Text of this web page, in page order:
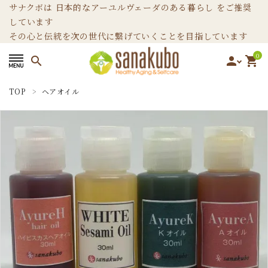
サナクボは 日本的なアーユルヴェーダのある暮らし をご推奨
しています
その心と伝統を次の世代に繋げていくことを目指しています
search person 0
shopping_cart
カテゴリーから選ぶ
ホームページ
ブログ
お問い合わせ
INFORMATION
TOP ヘアオイル